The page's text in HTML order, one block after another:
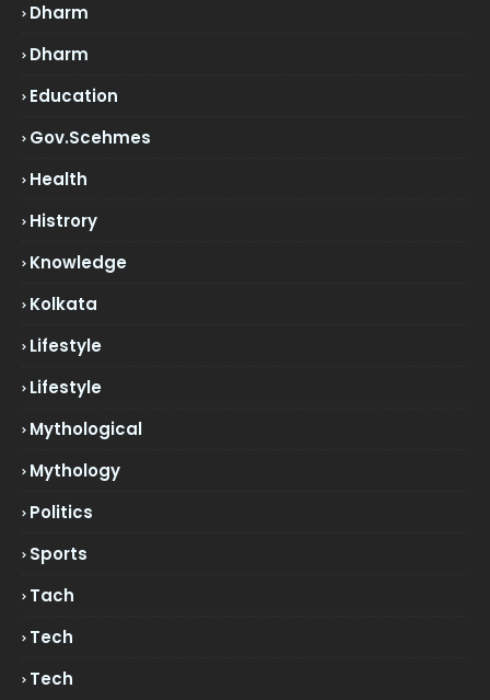
Dharm
Dharm
Education
Gov.scehmes
Health
Histrory
Knowledge
Kolkata
Lifestyle
Lifestyle
Mythological
Mythology
Politics
Sports
Tach
Tech
Tech